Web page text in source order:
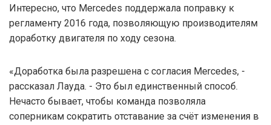
Интересно, что Mercedes поддержала поправку к
регламенту 2016 года, позволяющую производителям
доработку двигателя по ходу сезона.
«Доработка была разрешена с согласия Mercedes, -
рассказал Лауда. - Это был единственный способ.
Нечасто бывает, чтобы команда позволяла
соперникам сократить отставание за счёт изменения в